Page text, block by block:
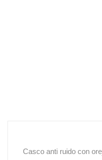
Casco anti ruido con